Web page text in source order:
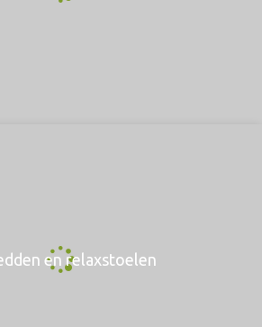
en relaxstoelen